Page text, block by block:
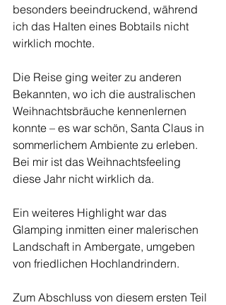
besonders beeindruckend, während
ich das Halten eines Bobtails nicht
wirklich mochte.
Die Reise ging weiter zu anderen
Bekannten, wo ich die australischen
Weihnachtsbräuche kennenlernen
konnte – es war schön, Santa Claus in
sommerlichem Ambiente zu erleben.
Bei mir ist das Weihnachtsfeeling
diese Jahr nicht wirklich da.
Ein weiteres Highlight war das
Glamping inmitten einer malerischen
Landschaft in Ambergate, umgeben
von friedlichen Hochlandrindern.
Zum Abschluss von diesem ersten Teil